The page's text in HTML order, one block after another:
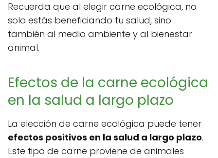
Recuerda que al elegir carne ecológica, no
solo estás beneficiando tu salud, sino
también al medio ambiente y al bienestar
animal.
Efectos de la carne ecológica
en la salud a largo plazo
La elección de carne ecológica puede tener
efectos positivos en la salud a largo plazo.
Este tipo de carne proviene de animales